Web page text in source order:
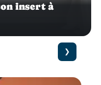
insert à